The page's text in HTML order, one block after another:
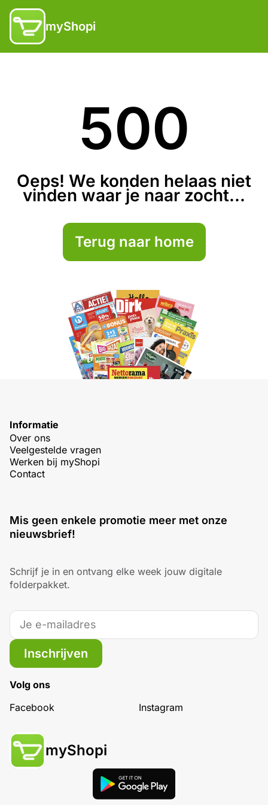
myShopi
500
Oeps! We konden helaas niet
vinden waar je naar zocht...
Terug naar home
Informatie
Over ons
Veelgestelde vragen
Werken bij myShopi
Contact
Mis geen enkele promotie meer met onze
nieuwsbrief!
Schrijf je in en ontvang elke week jouw digitale
folderpakket.
Inschrijven
Volg ons
Facebook
Instagram
myShopi